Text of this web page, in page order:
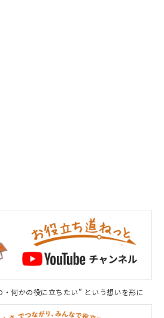
何かの役に立ちたい” という想いを形に